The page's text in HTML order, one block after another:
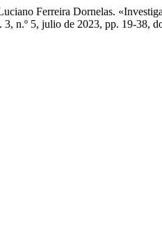
Ferreira Dornelas.
3, n.º 5, julio de 2023, pp. 19-38,